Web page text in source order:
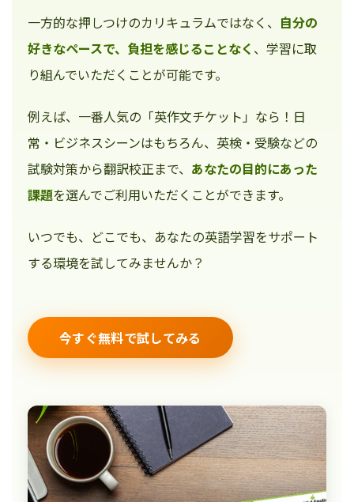
一方的な押しつけのカリキュラムではなく、 自分の
好きなペースで、負担を感じることなく 、学習に取
り組んでいただくことが可能です。
例えば、一番人気の「英作文チケット」なら！日
常・ビジネスシーンはもちろん、英検・受験などの
試験対策から翻訳校正まで、 あなたの目的にあった
課題を選んでご利用いただくことができます。
いつでも、どこでも、あなたの英語学習をサポート
する環境を試してみませんか？
今すぐ無料で試してみる